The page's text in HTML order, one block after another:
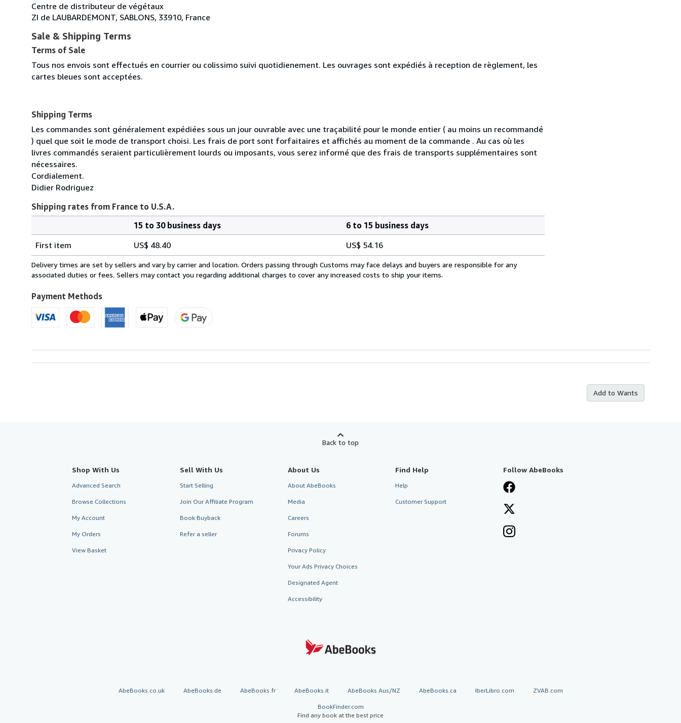
Centre de distributeur de végétaux
ZI de LAUBARDEMONT, SABLONS, 33910, France
Sale & Shipping Terms
Terms of Sale
Tous nos envois sont effectués en courrier ou colissimo suivi quotidienement. Les ouvrages sont expédiés à reception de règlement, les
cartes bleues sont acceptées.
Shipping Terms
Les commandes sont généralement expédiées sous un jour ouvrable avec une traçabilité pour le monde entier ( au moins un recommandé
) quel que soit le mode de transport choisi. Les frais de port sont forfaitaires et affichés au moment de la commande . Au cas où les
livres commandés seraient particulièrement lourds ou imposants, vous serez informé que des frais de transports supplémentaires sont
nécessaires.
Cordialement.
Didier Rodriguez
Shipping rates from France to U.S.A.
rates
from
France
U.S.A.
15 to 30 business days
6 to 15 business days
First item
US$ 48.40 US$ 54.16
Delivery times are set by sellers and vary by carrier and location. Orders passing through Customs may face delays and buyers are responsible for any
associated duties or fees. Sellers may contact you regarding additional charges to cover any increased costs to ship your items.
Payment Methods
Add to Wants
Back to top
Shop With Us
Advanced Search
Browse Collections
My Account
My Orders
View Basket
Sell With Us
Start Selling
Join Our Affiliate Program
Book Buyback
Refer a seller
About Us
About AbeBooks
Media
Careers
Forums
Privacy Policy
Your Ads Privacy Choices
Designated Agent
Accessibility
Find Help
Help
Customer Support
Follow AbeBooks
AbeBooks.co.uk AbeBooks.de AbeBooks.fr AbeBooks.it AbeBooks Aus/NZ AbeBooks.ca IberLibro.com ZVAB.com
BookFinder.com
Find any book at the best price